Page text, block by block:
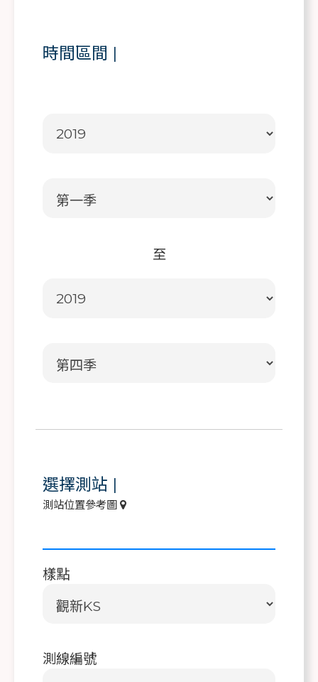
時間區間 |
至
選擇測站 |
測站位置參考圖
樣點
測線編號